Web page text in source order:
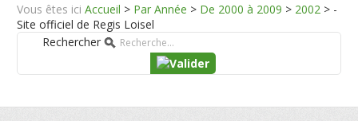
Vous êtes ici Accueil > Par Année > De 2000 à 2009 > 2002 > -
Site officiel de Regis Loisel
Rechercher